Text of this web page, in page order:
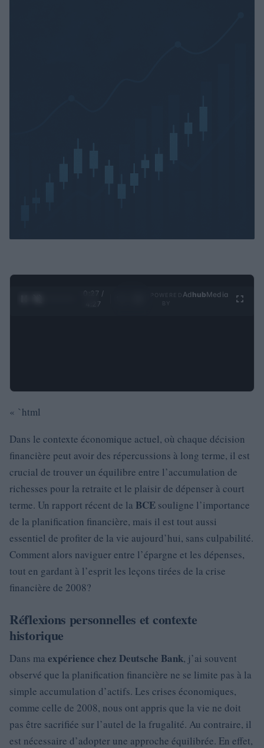
0:28 /
4:27
Ad hubMedia
« `html
Dans le contexte économique actuel, où chaque décision
financière peut avoir des répercussions à long terme, il est
crucial de trouver un équilibre entre l’accumulation de
richesses pour la retraite et le plaisir de dépenser à court
terme. Un rapport récent de la BCE souligne l’importance
de la planification financière, mais il est tout aussi
essentiel de profiter de la vie aujourd’hui, sans culpabilité.
Comment alors naviguer entre l’épargne et les dépenses,
tout en gardant à l’esprit les leçons tirées de la crise
financière de 2008?
Réflexions personnelles et contexte
historique
Dans ma expérience chez Deutsche Bank, j’ai souvent
observé que la planification financière ne se limite pas à la
simple accumulation d’actifs. Les crises économiques,
comme celle de 2008, nous ont appris que la vie ne doit
pas être sacrifiée sur l’autel de la frugalité. Au contraire, il
est nécessaire d’adopter une approche équilibrée. En effet,